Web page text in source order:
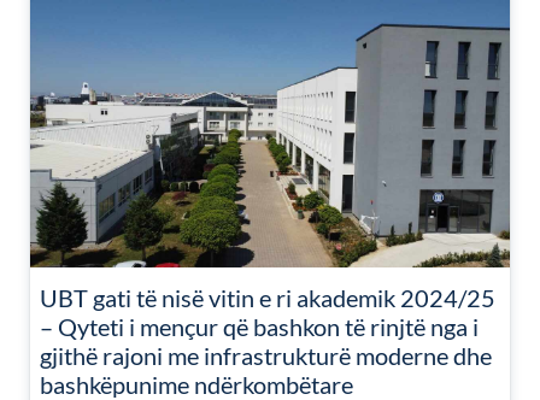
UBT gati të nisë vitin e ri akademik 2024/25
– Qyteti i mençur që bashkon të rinjtë nga i
gjithë rajoni me infrastrukturë moderne dhe
bashkëpunime ndërkombëtare